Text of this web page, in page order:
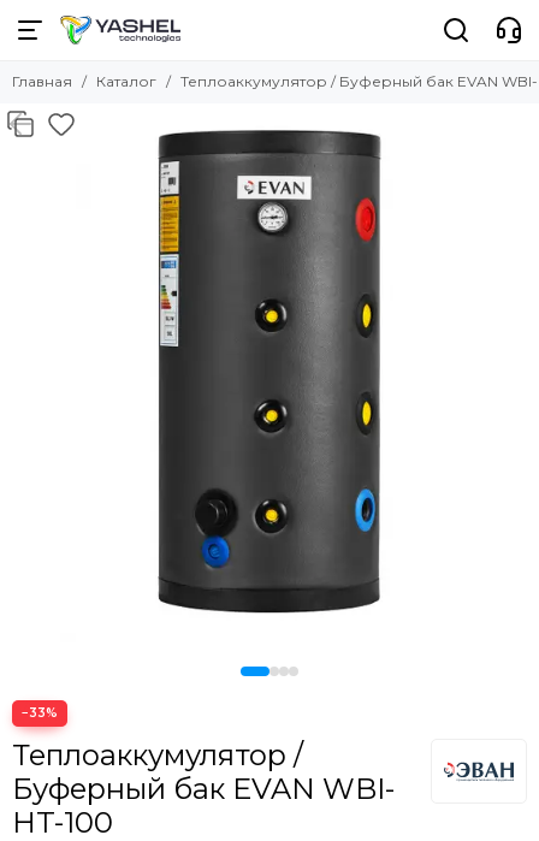
Главная Каталог Теплоаккумулятор / Буферный бак EVAN WBI-
−33%
Теплоаккумулятор /
Буферный бак EVAN WBI-
HT-100